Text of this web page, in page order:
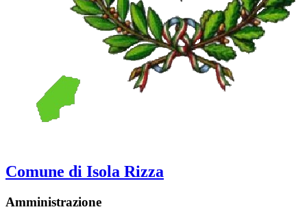
Comune di Isola Rizza
Amministrazione